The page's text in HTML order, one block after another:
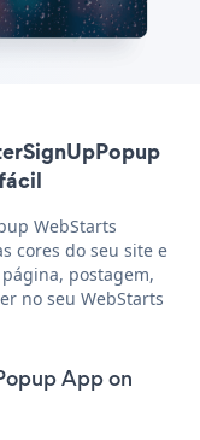
WebStarts
cores do seu site e
postagem,
no seu WebStarts
App on